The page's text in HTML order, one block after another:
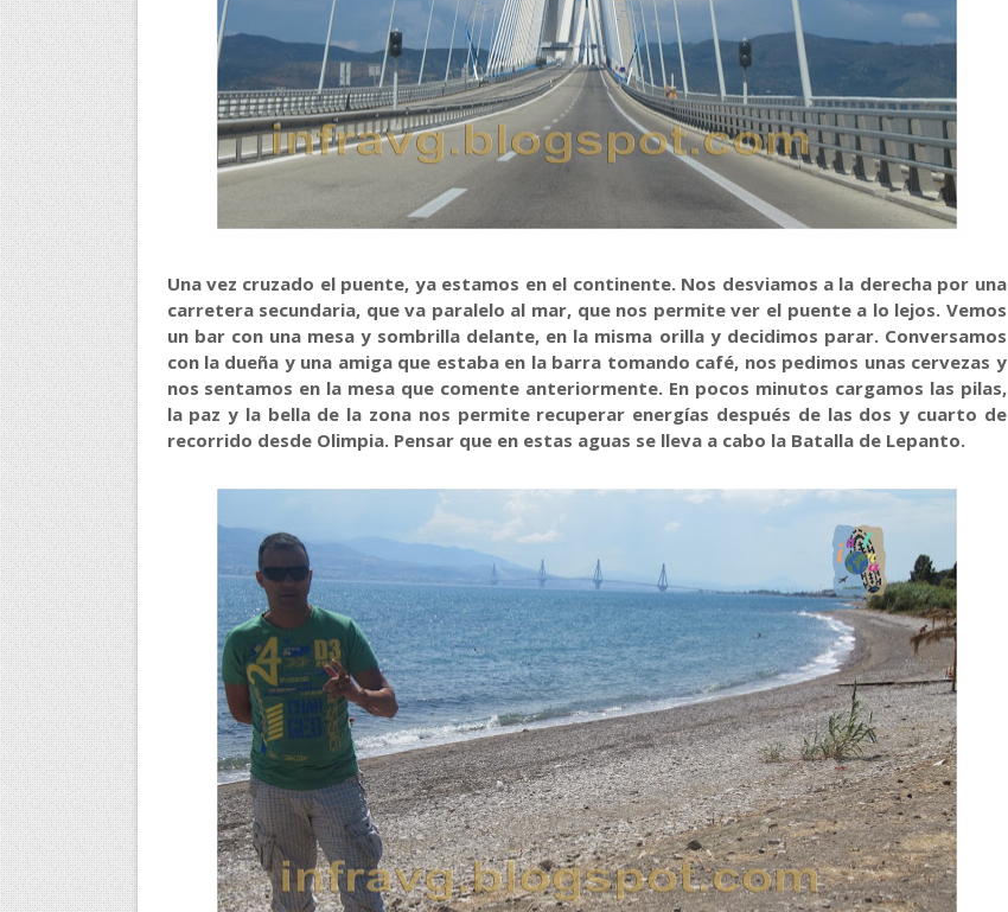
Una vez cruzado el puente, ya estamos en el continente. Nos desviamos a la derecha por una
carretera secundaria, que va paralelo al mar, que nos permite ver el puente a lo lejos. Vemos
un bar con una mesa y sombrilla delante, en la misma orilla y decidimos parar. Conversamos
con la dueña y una amiga que estaba en la barra tomando café, nos pedimos unas cervezas y
nos sentamos en la mesa que comente anteriormente. En pocos minutos cargamos las pilas,
la paz y la bella de la zona nos permite recuperar energías después de las dos y cuarto de
recorrido desde Olimpia. Pensar que en estas aguas se lleva a cabo la Batalla de Lepanto.